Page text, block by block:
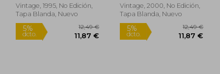
Vintage, 1995, No Edición,
Tapa Blanda, Nuevo
Vintage, 2000, No Edición,
Tapa Blanda, Nuevo